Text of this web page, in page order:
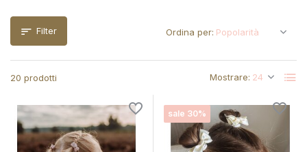
Filter
20 prodotti Mostrare:
Ordina per:
sale 30%